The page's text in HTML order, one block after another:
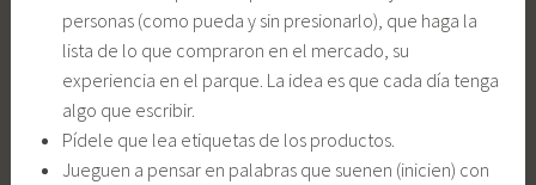
personas (como pueda y sin presionarlo), que haga la
lista de lo que compraron en el mercado, su
experiencia en el parque. La idea es que cada día tenga
algo que escribir.
Pídele que lea etiquetas de los productos.
Jueguen a pensar en palabras que suenen (inicien) con